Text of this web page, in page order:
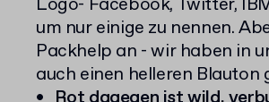
um nur einige zu nennen.
Packhelp an - wir haben in
auch einen helleren Blauton